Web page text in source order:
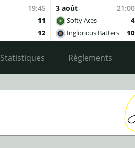
19:45
11
12
3 août 21:00
Softy Aces
4
Inglorious Batters
10
Statistiques Règlements